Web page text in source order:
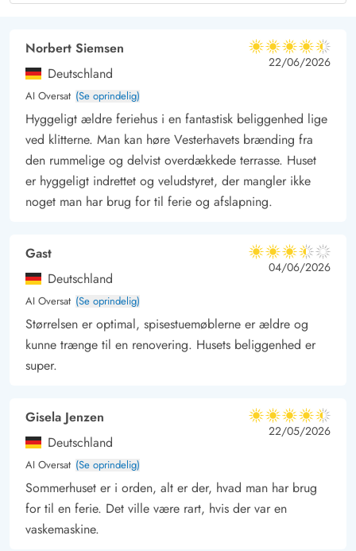
Norbert Siemsen
Deutschland
AI Oversat (Se oprindelig)
4.5 ud af 5
4.5 ud af 5
4.5 out of 5
22/06/2026
Hyggeligt ældre feriehus i en fantastisk beliggenhed lige
ved klitterne. Man kan høre Vesterhavets brænding fra
den rummelige og delvist overdækkede terrasse. Huset
er hyggeligt indrettet og veludstyret, der mangler ikke
noget man har brug for til ferie og afslapning.
Gast
Deutschland
AI Oversat (Se oprindelig)
3.5 ud af 5
3.5 ud af 5
3.5 out of 5
04/06/2026
Størrelsen er optimal, spisestuemøblerne er ældre og
kunne trænge til en renovering. Husets beliggenhed er
super.
Gisela Jenzen
Deutschland
AI Oversat (Se oprindelig)
4.5 ud af 5
4.5 ud af 5
4.5 out of 5
22/05/2026
Sommerhuset er i orden, alt er der, hvad man har brug
for til en ferie. Det ville være rart, hvis der var en
vaskemaskine.